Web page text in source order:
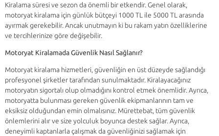
Kiralama süresi ve sezon da önemli bir etkendir. Genel olarak,
motoryat kiralama için günlük bütçeyi 1000 TL ile 5000 TL arasında
ayırmak gerekebilir. Ancak unutmayın ki bu rakam yatın özelliklerine
ve tercihlerinize göre değişebilir.
Motoryat Kiralamada Güvenlik Nasıl Sağlanır?
Motoryat kiralama hizmetleri, güvenliğin en üst düzeyde sağlandığı
profesyonel şirketler tarafından sunulmaktadır. Kiralayacağınız
motoryatın sigortalı olup olmadığını kontrol etmek önemlidir. Ayrıca,
motoryatta bulunması gereken güvenlik ekipmanlarının tam ve
eksiksiz olduğundan emin olmalısınız. Mürettebat, tüm güvenlik
önlemlerini alır ve size yolculuk boyunca destek sağlar. Ayrıca,
deneyimli kaptanlarla çalışmak da güvenliğinizi sağlamak için